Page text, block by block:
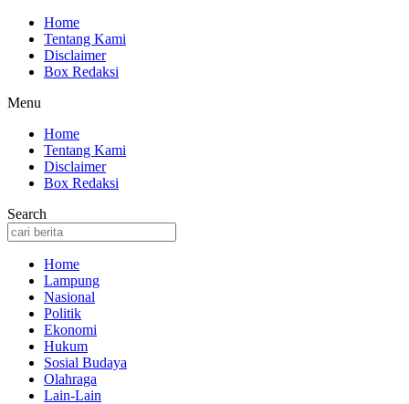
Home
Tentang Kami
Disclaimer
Box Redaksi
Menu
Home
Tentang Kami
Disclaimer
Box Redaksi
Search
Home
Lampung
Nasional
Politik
Ekonomi
Hukum
Sosial Budaya
Olahraga
Lain-Lain